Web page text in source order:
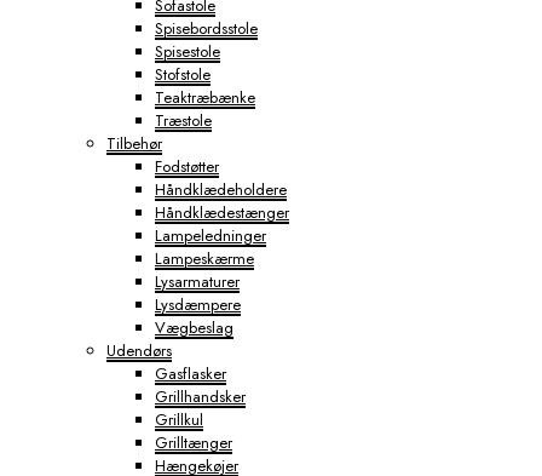
Sofastole
Spisebordsstole
Spisestole
Stofstole
Teaktræbænke
Træstole
Tilbehør
Fodstøtter
Håndklædeholdere
Håndklædestænger
Lampeledninger
Lampeskærme
Lysarmaturer
Lysdæmpere
Vægbeslag
Udendørs
Gasflasker
Grillhandsker
Grillkul
Grilltænger
Hængekøjer